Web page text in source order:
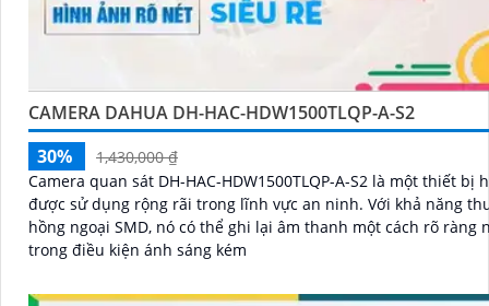
CAMERA DAHUA DH-HAC-HDW1500TLQP-A-S2
30%
1,430,000 ₫
Camera quan sát DH-HAC-HDW1500TLQP-A-S2 là một thiết bị
được sử dụng rộng rãi trong lĩnh vực an ninh. Với khả năng thu âm
hồng ngoại SMD, nó có thể ghi lại âm thanh một cách rõ ràng
trong điều kiện ánh sáng kém